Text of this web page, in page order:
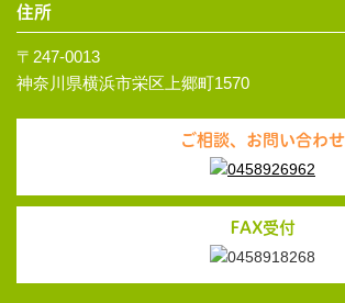
住所
〒247-0013
神奈川県横浜市栄区上郷町1570
ご相談、お問い合わせ
FAX受付